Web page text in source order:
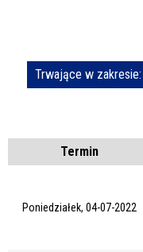
Szukana fraza
Kategoria
Trwające w zakresie
Trwające w zakresie:
Termin
Poniedziałek, 04-07-2022